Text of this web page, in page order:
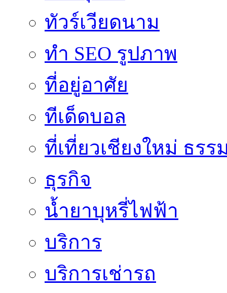
ทัวร์เวียดนาม
ทำ SEO รูปภาพ
ที่อยู่อาศัย
ทีเด็ดบอล
ที่เที่ยวเชียงใหม่ ธรร
ธุรกิจ
น้ำยาบุหรี่ไฟฟ้า
บริการ
บริการเช่ารถ